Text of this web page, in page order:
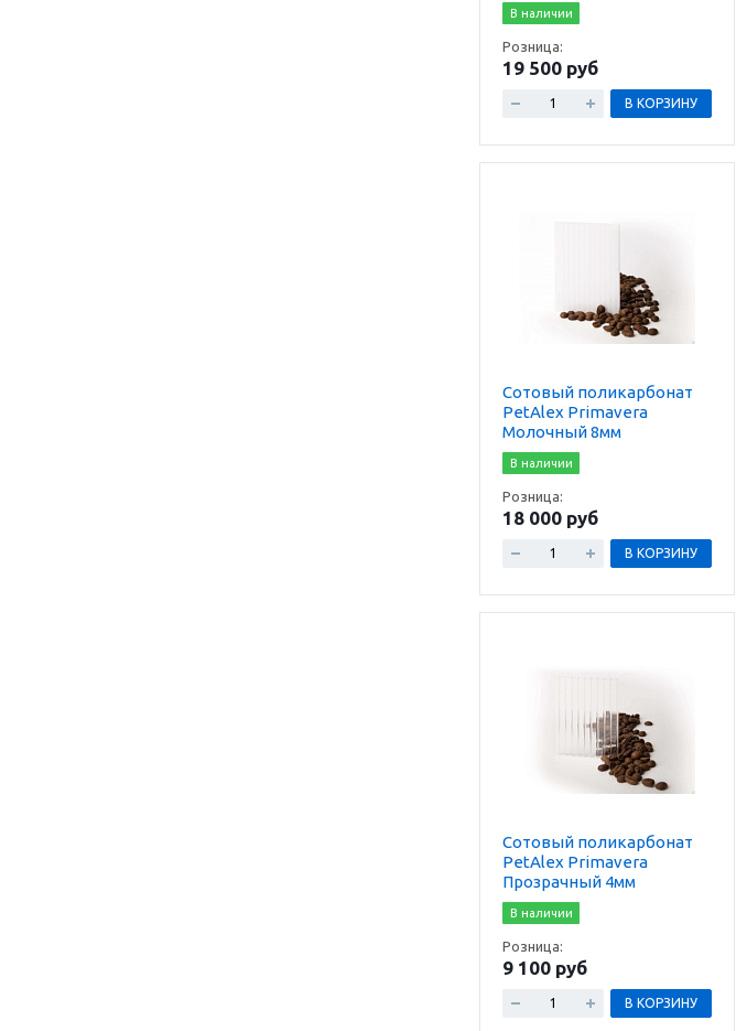
В наличии
Розница:
19 500 руб
В КОРЗИНУ
Сотовый поликарбонат
PetAlex Primavera
Молочный 8мм
В наличии
Розница:
18 000 руб
В КОРЗИНУ
Сотовый поликарбонат
PetAlex Primavera
Прозрачный 4мм
В наличии
Розница:
9 100 руб
В КОРЗИНУ